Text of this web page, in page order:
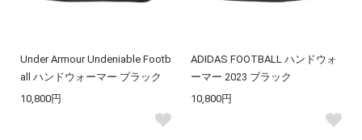
Under Armour Undeniable Footb
all ハンドウォーマー ブラック
10,800円
ADIDAS FOOTBALL ハンドウォ
ーマー 2023 ブラック
10,800円